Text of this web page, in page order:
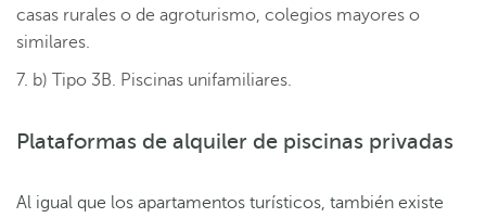
casas rurales o de agroturismo, colegios mayores o
similares.
b) Tipo 3B. Piscinas unifamiliares.
Plataformas de alquiler de piscinas privadas
Al igual que los apartamentos turísticos, también existe